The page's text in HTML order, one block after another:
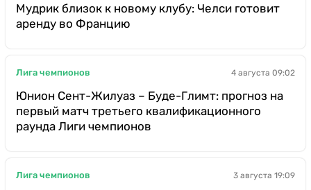
Мудрик близок к новому клубу: Челси готовит
аренду во Францию
Лига чемпионов 4 августа 09:02
Юнион Сент-Жилуаз – Буде-Глимт: прогноз на
первый матч третьего квалификационного
раунда Лиги чемпионов
Лига чемпионов 3 августа 19:09